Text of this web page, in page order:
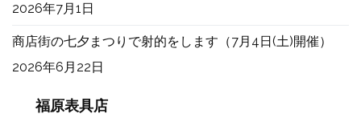
2026年7月1日
商店街の七夕まつりで射的をします（7月4日(土)開催）
2026年6月22日
福原表具店